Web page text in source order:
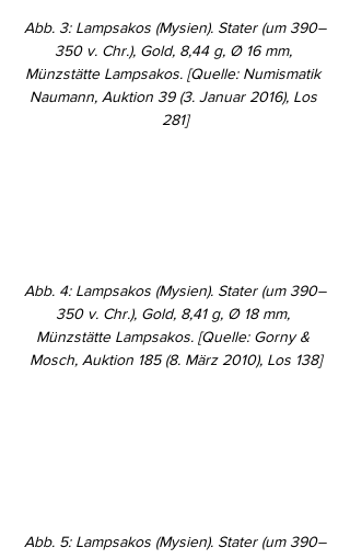
Abb. 3: Lampsakos (Mysien). Stater (um 390–
350 v. Chr.), Gold, 8,44 g, Ø 16 mm,
Münzstätte Lampsakos. [Quelle: Numismatik
Naumann, Auktion 39 (3. Januar 2016), Los
281]
Abb. 4: Lampsakos (Mysien). Stater (um 390–
350 v. Chr.), Gold, 8,41 g, Ø 18 mm,
Münzstätte Lampsakos. [Quelle: Gorny &
Mosch, Auktion 185 (8. März 2010), Los 138]
Abb. 5: Lampsakos (Mysien). Stater (um 390–